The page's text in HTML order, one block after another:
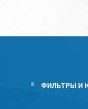
ФИЛЬТРЫ И